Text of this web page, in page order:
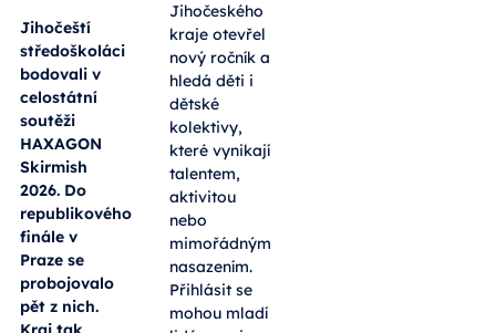
Jihočeští
středoškoláci
bodovali v
celostátní
soutěži
HAXAGON
Skirmish
2026. Do
republikového
finále v
Praze se
probojovalo
pět z nich.
Jihočeského
kraje otevřel
nový ročník a
hledá děti i
dětské
kolektivy,
které vynikají
talentem,
aktivitou
nebo
mimořádným
nasazením.
Přihlásit se
mohou mladí